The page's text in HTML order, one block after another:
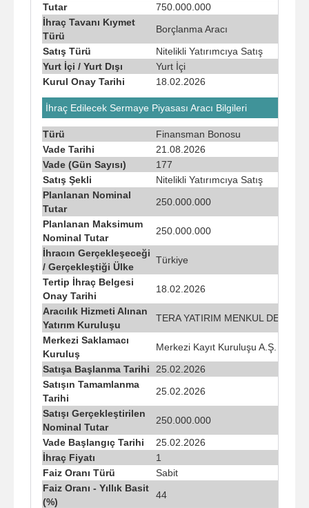
Tutar
750.000.000
İhraç Tavanı Kıymet
Türü
Borçlanma Aracı
Satış Türü
Nitelikli Yatırımcıya Satış
Yurt İçi / Yurt Dışı
Yurt İçi
Kurul Onay Tarihi
18.02.2026
İhraç Edilecek Sermaye Piyasası Aracı Bilgileri
Türü
Finansman Bonosu
Vade Tarihi
21.08.2026
Vade (Gün Sayısı)
177
Satış Şekli
Nitelikli Yatırımcıya Satış
Planlanan Nominal
Tutar
250.000.000
Planlanan Maksimum
Nominal Tutar
250.000.000
İhracın Gerçekleşeceği
/ Gerçekleştiği Ülke
Türkiye
Tertip İhraç Belgesi
Onay Tarihi
18.02.2026
Aracılık Hizmeti Alınan
Yatırım Kuruluşu
TERA YATIRIM MENKUL
Merkezi Saklamacı
Kuruluş
Merkezi Kayıt Kuruluşu A.Ş.
Satışa Başlanma Tarihi
25.02.2026
Satışın Tamamlanma
Tarihi
25.02.2026
Satışı Gerçekleştirilen
Nominal Tutar
250.000.000
Vade Başlangıç Tarihi
25.02.2026
İhraç Fiyatı
1
Faiz Oranı Türü
Sabit
Faiz Oranı - Yıllık Basit
(%)
44